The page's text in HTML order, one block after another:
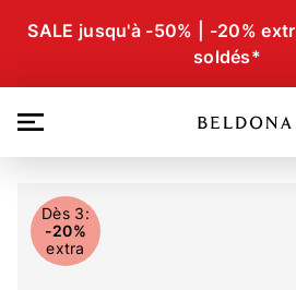
SALE jusqu'à -50% | -20%
soldés*
Dès 3:
-20%
extra